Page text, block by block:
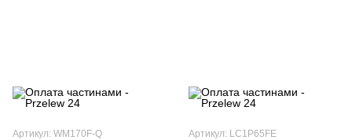
Артикул: WM170F-Q Артикул: LC1P65FE